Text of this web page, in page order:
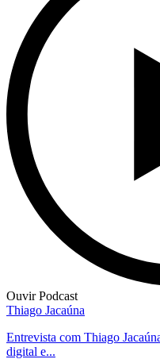
Ouvir Podcast
Thiago Jacaúna
Entrevista com Thiago
digital e...